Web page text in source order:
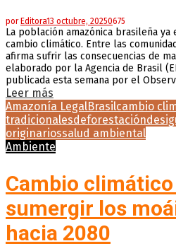
por Editora13 octubre, 20250675
La población amazónica brasileña
cambio climático. Entre las
afirma sufrir las consecuencias de
elaborado por la Agencia de Brasil
publicada esta semana por el
Leer más
Amazonía LegalBrasilcambio
tradicionalesdeforestación
originariossalud ambiental
Ambiente
Cambio
sumergir los
hacia 2080